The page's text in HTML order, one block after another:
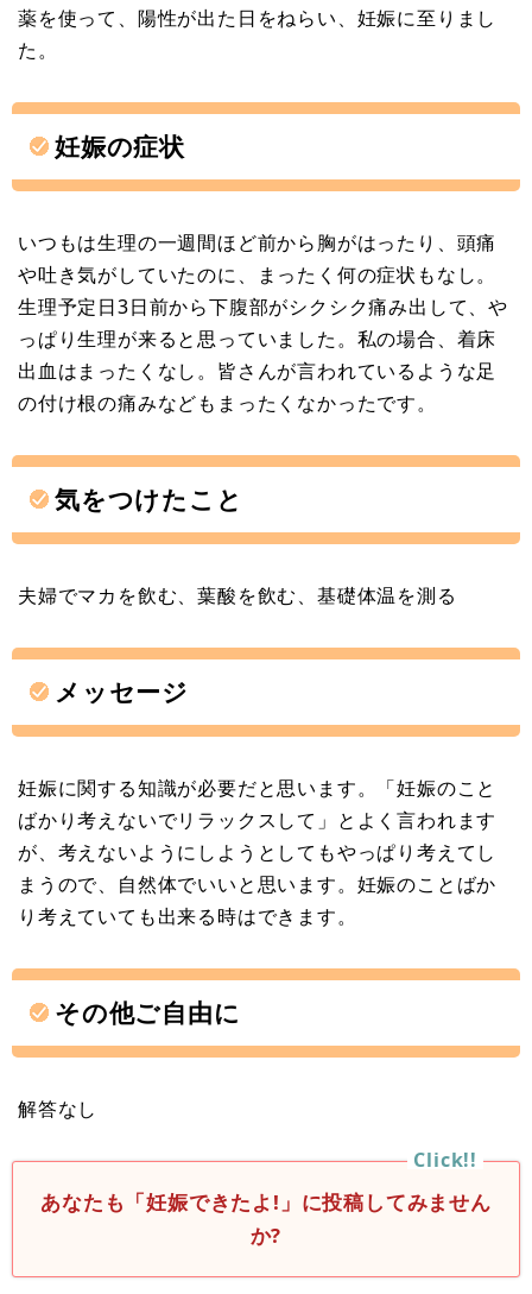
薬を使って、陽性が出た日をねらい、妊娠に至りまし
た。
妊娠の症状
いつもは生理の一週間ほど前から胸がはったり、頭痛
や吐き気がしていたのに、まったく何の症状もなし。
生理予定日3日前から下腹部がシクシク痛み出して、や
っぱり生理が来ると思っていました。私の場合、着床
出血はまったくなし。皆さんが言われているような足
の付け根の痛みなどもまったくなかったです。
気をつけたこと
夫婦でマカを飲む、葉酸を飲む、基礎体温を測る
メッセージ
妊娠に関する知識が必要だと思います。「妊娠のこと
ばかり考えないでリラックスして」とよく言われます
が、考えないようにしようとしてもやっぱり考えてし
まうので、自然体でいいと思います。妊娠のことばか
り考えていても出来る時はできます。
その他ご自由に
解答なし
あなたも「妊娠できたよ!」に投稿してみません
か?